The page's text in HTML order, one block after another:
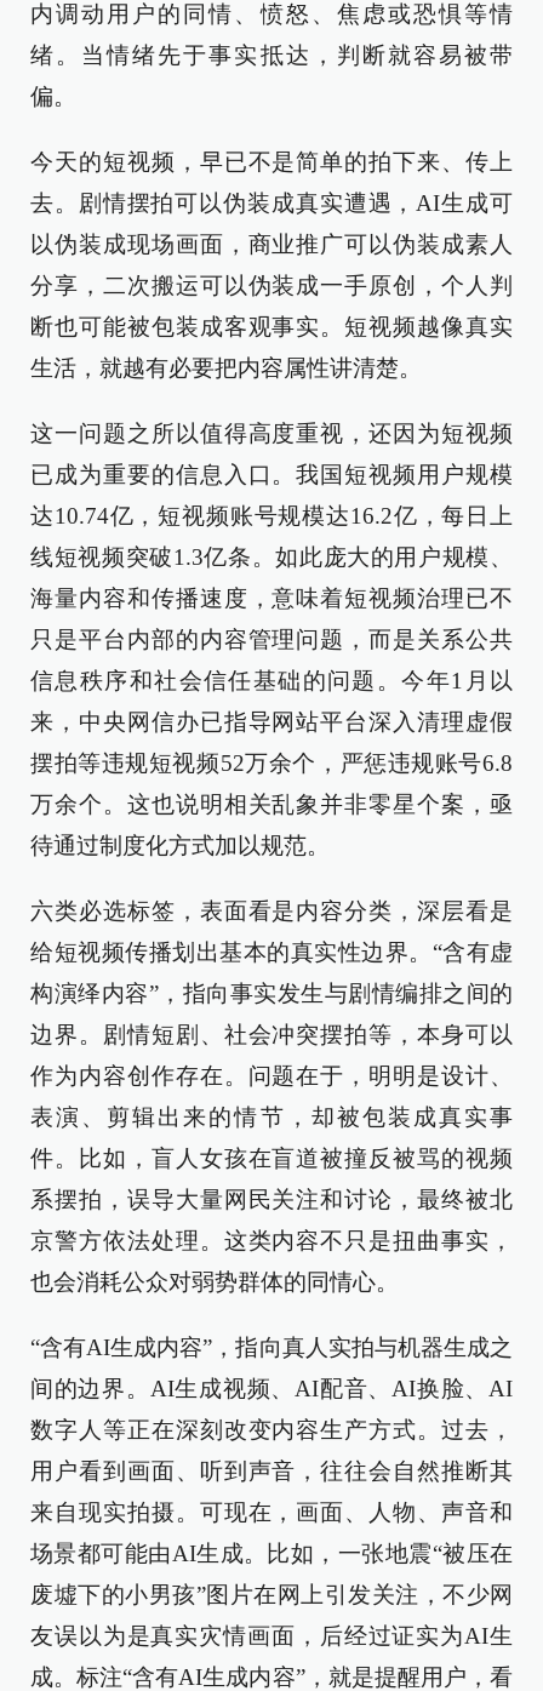
内调动用户的同情、愤怒、焦虑或恐惧等情
绪。当情绪先于事实抵达，判断就容易被带
偏。
今天的短视频，早已不是简单的拍下来、传上
去。剧情摆拍可以伪装成真实遭遇，AI生成可
以伪装成现场画面，商业推广可以伪装成素人
分享，二次搬运可以伪装成一手原创，个人判
断也可能被包装成客观事实。短视频越像真实
生活，就越有必要把内容属性讲清楚。
这一问题之所以值得高度重视，还因为短视频
已成为重要的信息入口。我国短视频用户规模
达10.74亿，短视频账号规模达16.2亿，每日上
线短视频突破1.3亿条。如此庞大的用户规模、
海量内容和传播速度，意味着短视频治理已不
只是平台内部的内容管理问题，而是关系公共
信息秩序和社会信任基础的问题。今年1月以
来，中央网信办已指导网站平台深入清理虚假
摆拍等违规短视频52万余个，严惩违规账号6.8
万余个。这也说明相关乱象并非零星个案，亟
待通过制度化方式加以规范。
六类必选标签，表面看是内容分类，深层看是
给短视频传播划出基本的真实性边界。“含有虚
构演绎内容”，指向事实发生与剧情编排之间的
边界。剧情短剧、社会冲突摆拍等，本身可以
作为内容创作存在。问题在于，明明是设计、
表演、剪辑出来的情节，却被包装成真实事
件。比如，盲人女孩在盲道被撞反被骂的视频
系摆拍，误导大量网民关注和讨论，最终被北
京警方依法处理。这类内容不只是扭曲事实，
也会消耗公众对弱势群体的同情心。
“含有AI生成内容”，指向真人实拍与机器生成之
间的边界。AI生成视频、AI配音、AI换脸、AI
数字人等正在深刻改变内容生产方式。过去，
用户看到画面、听到声音，往往会自然推断其
来自现实拍摄。可现在，画面、人物、声音和
场景都可能由AI生成。比如，一张地震“被压在
废墟下的小男孩”图片在网上引发关注，不少网
友误以为是真实灾情画面，后经过证实为AI生
成。标注“含有AI生成内容”，就是提醒用户，看